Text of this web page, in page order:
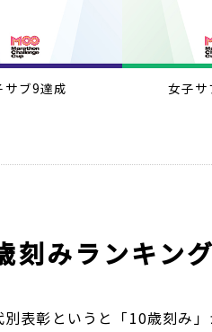
サブ9達成 女子
刻みランキング
別表彰というと「10歳刻み